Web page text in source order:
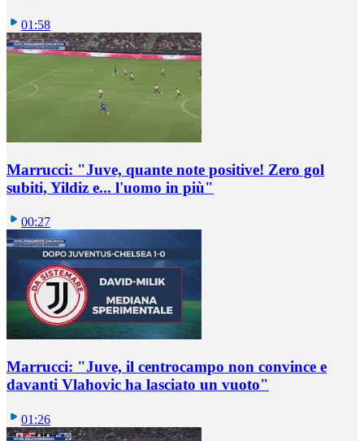
01:58
Marrucci: "Juve, quante note positive! Zero gol
subiti, Yildiz e... l'uomo in più"
00:27
Marrucci: "Juve, il centrocampo non convince e
davanti Vlahovic ha lasciato un vuoto"
01:26